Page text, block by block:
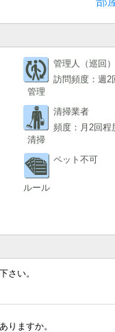
管理
管理人（巡回）
訪問頻度：週2
清掃
清掃業者
頻度：月2回程
ルール
ペット不可
さい。
りますか。